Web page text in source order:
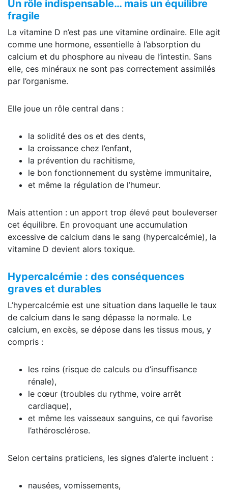
Un rôle indispensable… mais un équilibre
fragile
La vitamine D n’est pas une vitamine ordinaire. Elle agit
comme une hormone, essentielle à l’absorption du
calcium et du phosphore au niveau de l’intestin. Sans
elle, ces minéraux ne sont pas correctement assimilés
par l’organisme.
Elle joue un rôle central dans :
la solidité des os et des dents,
la croissance chez l’enfant,
la prévention du rachitisme,
le bon fonctionnement du système immunitaire,
et même la régulation de l’humeur.
Mais attention : un apport trop élevé peut bouleverser
cet équilibre. En provoquant une accumulation
excessive de calcium dans le sang (hypercalcémie), la
vitamine D devient alors toxique.
Hypercalcémie : des conséquences
graves et durables
L’hypercalcémie est une situation dans laquelle le taux
de calcium dans le sang dépasse la normale. Le
calcium, en excès, se dépose dans les tissus mous, y
compris :
les reins (risque de calculs ou d’insuffisance
rénale),
le cœur (troubles du rythme, voire arrêt
cardiaque),
et même les vaisseaux sanguins, ce qui favorise
l’athérosclérose.
Selon certains praticiens, les signes d’alerte incluent :
nausées, vomissements,